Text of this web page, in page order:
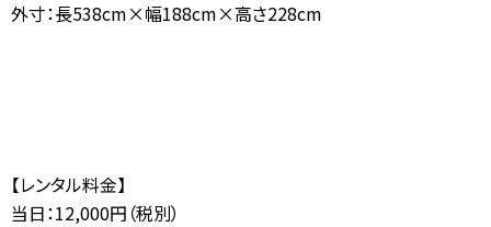
外寸：長538cm×幅188cm×高さ228cm
【レンタル料金】
当日：12,000円（税別）